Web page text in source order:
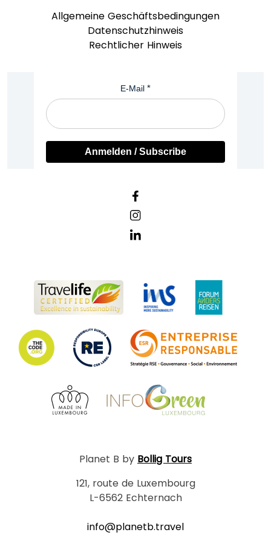
Allgemeine Geschäftsbedingungen
Datenschutzhinweis
Rechtlicher Hinweis
E-Mail
Anmelden / Subscribe
Planet B by Bollig Tours
121, route de Luxembourg
L-6562 Echternach
info@planetb.travel